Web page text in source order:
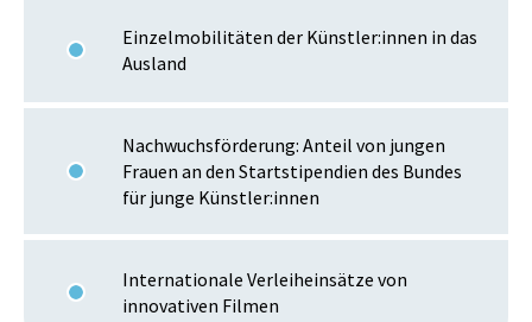
Einzelmobilitäten der Künstler:innen in das
Ausland
Nachwuchsförderung: Anteil von jungen
Frauen an den Startstipendien des Bundes
für junge Künstler:innen
Internationale Verleiheinsätze von
innovativen Filmen